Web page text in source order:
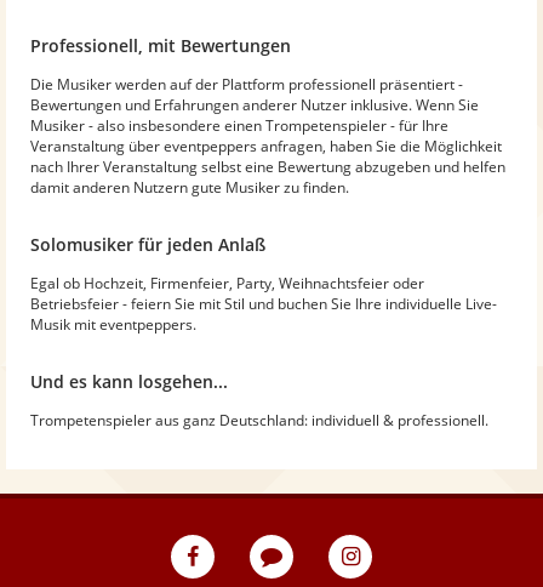
Professionell, mit Bewertungen
Die Musiker werden auf der Plattform professionell präsentiert -
Bewertungen und Erfahrungen anderer Nutzer inklusive. Wenn Sie
Musiker - also insbesondere einen Trompetenspieler - für Ihre
Veranstaltung über eventpeppers anfragen, haben Sie die Möglichkeit
nach Ihrer Veranstaltung selbst eine Bewertung abzugeben und helfen
damit anderen Nutzern gute Musiker zu finden.
Solomusiker für jeden Anlaß
Egal ob Hochzeit, Firmenfeier, Party, Weihnachtsfeier oder
Betriebsfeier - feiern Sie mit Stil und buchen Sie Ihre individuelle Live-
Musik mit eventpeppers.
Und es kann losgehen...
Trompetenspieler aus ganz Deutschland: individuell & professionell.
eventpeppers
Blog
eventpeppers